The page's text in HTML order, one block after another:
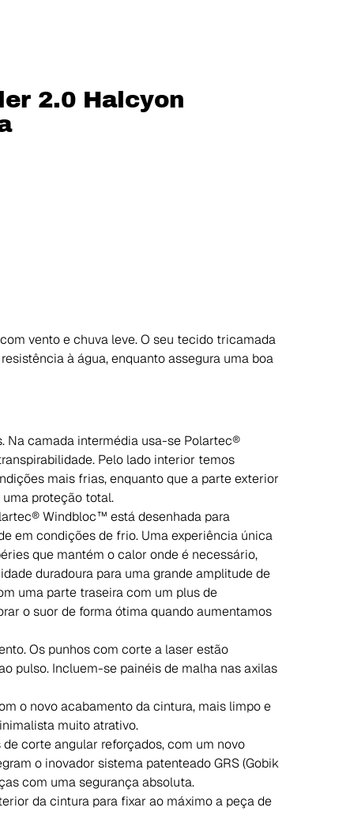
2.0 Halcyon
vento e chuva leve. O seu tecido tricamada
à água, enquanto assegura uma boa
camada intermédia usa-se Polartec®
Pelo lado interior temos
mais frias, enquanto que a parte exterior
proteção total.
Windbloc™ está desenhada para
em condições de frio. Uma experiência única
que mantém o calor onde é necessário,
duradoura para uma grande amplitude de
uma parte traseira com um plus de
o suor de forma ótima quando aumentamos
Os punhos com corte a laser estão
pulso. Incluem-se painéis de malha nas axilas
o novo acabamento da cintura, mais limpo e
muito atrativo.
corte angular reforçados, com um novo
o inovador sistema patenteado GRS (Gobik
com uma segurança absoluta.
da cintura para fixar ao máximo a peça de